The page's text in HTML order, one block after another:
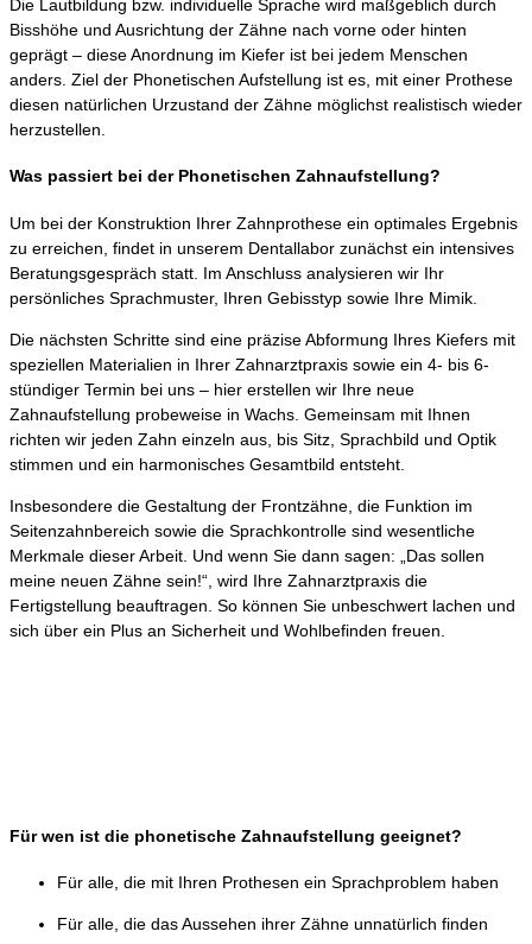
Die Lautbildung bzw. individuelle Sprache wird maßgeblich durch
Bisshöhe und Ausrichtung der Zähne nach vorne oder hinten
geprägt – diese Anordnung im Kiefer ist bei jedem Menschen
anders. Ziel der Phonetischen Aufstellung ist es, mit einer Prothese
diesen natürlichen Urzustand der Zähne möglichst realistisch wieder
herzustellen.
Was passiert bei der Phonetischen Zahnaufstellung?
Um bei der Konstruktion Ihrer Zahnprothese ein optimales Ergebnis
zu erreichen, findet in unserem Dentallabor zunächst ein intensives
Beratungsgespräch statt. Im Anschluss analysieren wir Ihr
persönliches Sprachmuster, Ihren Gebisstyp sowie Ihre Mimik.
Die nächsten Schritte sind eine präzise Abformung Ihres Kiefers mit
speziellen Materialien in Ihrer Zahnarztpraxis sowie ein 4- bis 6-
stündiger Termin bei uns – hier erstellen wir Ihre neue
Zahnaufstellung probeweise in Wachs. Gemeinsam mit Ihnen
richten wir jeden Zahn einzeln aus, bis Sitz, Sprachbild und Optik
stimmen und ein harmonisches Gesamtbild entsteht.
Insbesondere die Gestaltung der Frontzähne, die Funktion im
Seitenzahnbereich sowie die Sprachkontrolle sind wesentliche
Merkmale dieser Arbeit. Und wenn Sie dann sagen: „Das sollen
meine neuen Zähne sein!“, wird Ihre Zahnarztpraxis die
Fertigstellung beauftragen. So können Sie unbeschwert lachen und
sich über ein Plus an Sicherheit und Wohlbefinden freuen.
Für wen ist die phonetische Zahnaufstellung geeignet?
Für alle, die mit Ihren Prothesen ein Sprachproblem haben
Für alle, die das Aussehen ihrer Zähne unnatürlich finden